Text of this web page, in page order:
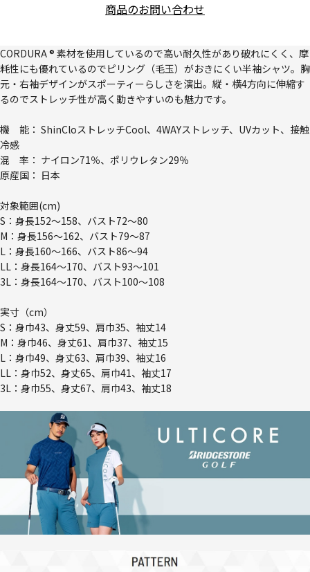
商品のお問い合わせ
CORDURA ® 素材を使用しているので高い耐久性があり破れにくく、摩
耗性にも優れているのでピリング（毛玉）がおきにくい半袖シャツ。胸
元・右袖デザインがスポーティーらしさを演出。縦・横4方向に伸縮す
るのでストレッチ性が高く動きやすいのも魅力です。
機 能： ShinCloストレッチCool、4WAYストレッチ、UVカット、接触
冷感
混 率： ナイロン71％、ポリウレタン29％
原産国： 日本
対象範囲(cm)
S：身長152～158、バスト72～80
M：身長156～162、バスト79～87
L：身長160～166、バスト86～94
LL：身長164～170、バスト93～101
3L：身長164～170、バスト100～108
実寸（cm）
S：身巾43、身丈59、肩巾35、袖丈14
M：身巾46、身丈61、肩巾37、袖丈15
L：身巾49、身丈63、肩巾39、袖丈16
LL：身巾52、身丈65、肩巾41、袖丈17
3L：身巾55、身丈67、肩巾43、袖丈18